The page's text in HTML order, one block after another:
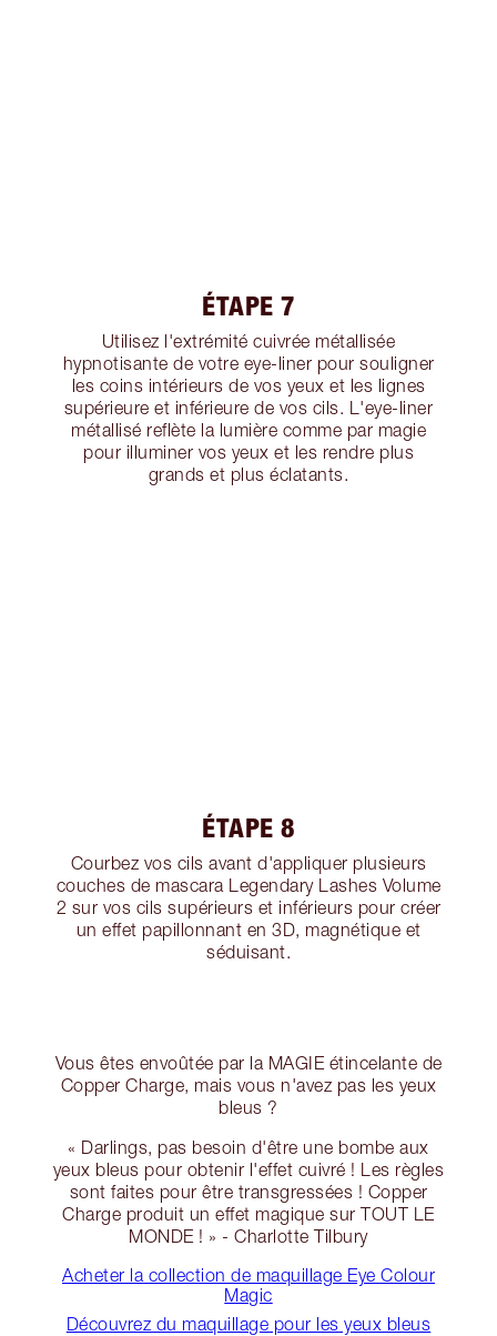
ÉTAPE 7
Utilisez l'extrémité cuivrée métallisée
hypnotisante de votre eye-liner pour souligner
les coins intérieurs de vos yeux et les lignes
supérieure et inférieure de vos cils. L'eye-liner
métallisé reflète la lumière comme par magie
pour illuminer vos yeux et les rendre plus
grands et plus éclatants.
ÉTAPE 8
Courbez vos cils avant d'appliquer plusieurs
couches de mascara Legendary Lashes Volume
2 sur vos cils supérieurs et inférieurs pour créer
un effet papillonnant en 3D, magnétique et
séduisant.
Vous êtes envoûtée par la MAGIE étincelante de
Copper Charge, mais vous n'avez pas les yeux
bleus ?
« Darlings, pas besoin d'être une bombe aux
yeux bleus pour obtenir l'effet cuivré ! Les règles
sont faites pour être transgressées ! Copper
Charge produit un effet magique sur TOUT LE
MONDE ! » - Charlotte Tilbury
Acheter la collection de maquillage Eye Colour
Magic
Découvrez du maquillage pour les yeux bleus